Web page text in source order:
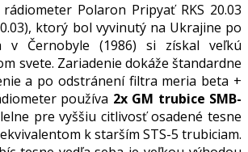
Polaron Pripyať RKS 20.03
ktorý bol vyvinutý na Ukrajine po
v Černobyle (1986) si získal veľkú
svete. Zariadenie dokáže štandardne
a po odstránení filtra meria beta +
používa 2x GM trubice SMB-
pre vyššiu citlivosť osadené tesne
k starším STS-5 trubiciam.